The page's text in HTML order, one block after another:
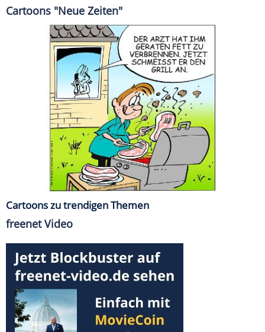
Cartoons "Neue Zeiten"
Cartoons zu trendigen Themen
freenet Video